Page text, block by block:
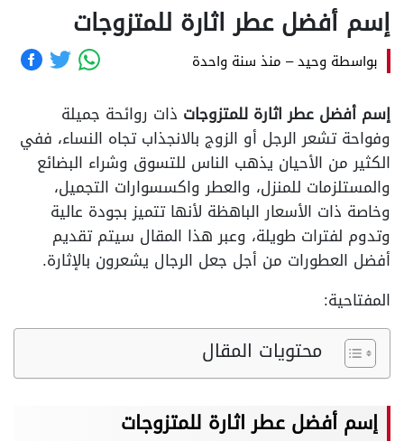
إسم أفضل عطر اثارة للمتزوجات
بواسطة وحيد– منذ سنة واحدة
إسم أفضل عطر اثارة للمتزوجات ذات روائحة جميلة
وفواحة تشعر الرجل أو الزوج بالانجذاب تجاه النساء، ففي
الكثير من الأحيان يذهب الناس للتسوق وشراء البضائع
والمستلزمات للمنزل، والعطر واكسسوارات التجميل،
وخاصة ذات الأسعار الباهظة لأنها تتميز بجودة عالية
وتدوم لفترات طويلة، وعبر هذا المقال سيتم تقديم
أفضل العطورات من أجل جعل الرجال يشعرون بالإثارة.
المفتاحية:
محتويات المقال
إسم أفضل عطر اثارة للمتزوجات